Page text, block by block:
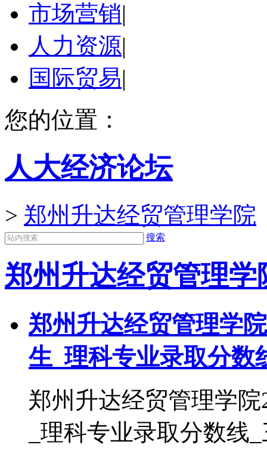
市场营销|
人力资源|
国际贸易|
您的位置：
人大经济论坛
> 郑州升达经贸管理学院
搜索
郑州升达经贸管理学
郑州升达经贸管理学
生_理科专业录取分数
郑州升达经贸管理学
_理科专业录取分数线